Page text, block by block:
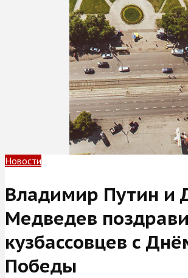
Новости
Владимир Путин и
Медведев
кузбассовцев с
Победы